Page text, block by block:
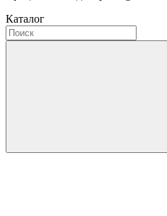
Каталог